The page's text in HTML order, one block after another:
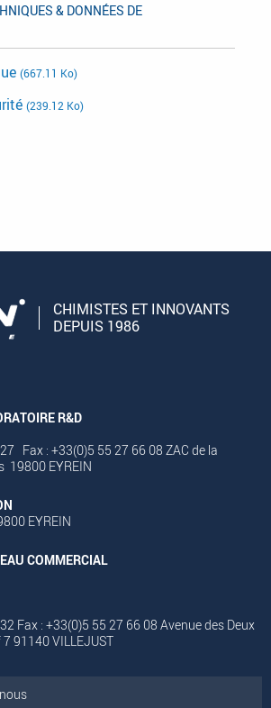
& DONNÉES DE
(667.11 Ko)
(239.12 Ko)
CHIMISTES ET INNOVANTS
DEPUIS 1986
R&D
Fax : +33(0)5 55 27 66 08 ZAC de la
19800 EYREIN
EYREIN
COMMERCIAL
Fax : +33(0)5 55 27 66 08 Avenue des Deux
91140 VILLEJUST